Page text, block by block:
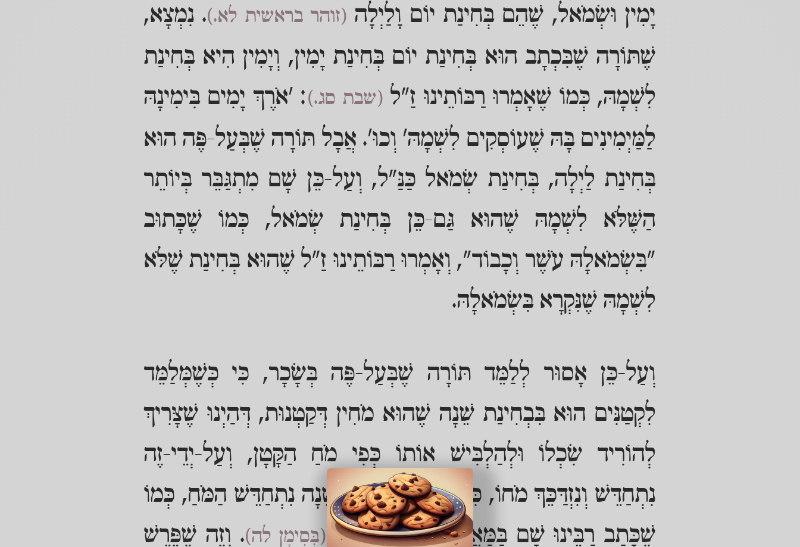
יָמִין וּשְׂמֹאל, שֶׁהֵם בְּחִינַת יוֹם וָלַיְלָה (זוהר בראשית לא.). נִמְצָא,
שֶׁתּוֹרָה שֶׁבִּכְתָב הוּא בְּחִינַת יוֹם בְּחִינַת יָמִין, וְיָמִין הִיא בְּחִינַת
לִשְׁמָהּ, כְּמוֹ שֶׁאָמְרוּ רַבּוֹתֵינוּ זַ"ל (שבת סג.): 'אֹרֶךְ יָמִים בִּימִינָהּ
לַמַּיְמִינִים בָּהּ שֶׁעוֹסְקִים לִשְׁמָהּ' וְכוּ'. אֲבָל תּוֹרָה שֶׁבְּעַל-פֶּה הוּא
בְּחִינַת לַיְלָה, בְּחִינַת שְׂמֹאל כַּנַּ"ל, וְעַל-כֵּן שָׁם מִתְגַּבֵּר בְּיוֹתֵר
הַשֶּׁלֹּא לִשְׁמָהּ שֶׁהוּא גַּם-כֵּן בְּחִינַת שְׂמֹאל, כְּמוֹ שֶׁכָּתוּב
"בִּשְׂמֹאלָהּ עֹשֶׁר וְכָבוֹד", וְאָמְרוּ רַבּוֹתֵינוּ זַ"ל שֶׁהוּא בְּחִינַת שֶׁלֹּא
לִשְׁמָהּ שֶׁנִּקְרָא בִּשְׂמֹאלָהּ.
וְעַל-כֵּן אָסוּר לְלַמֵּד תּוֹרָה שֶׁבְּעַל-פֶּה בְּשָׂכָר, כִּי כְּשֶׁמְּלַמֵּד
לִקְטַנִּים הוּא בִּבְחִינַת שֵׁנָה שֶׁהוּא מֹחִין דְּקַטְנוּת, דְּהַיְנוּ שֶׁצָּרִיךְ
לְהוֹרִיד שִׂכְלוֹ וּלְהַלְבִּישׁ אוֹתוֹ כְּפִי מֹחַ הַקָּטָן, וְעַל-יְדֵי-זֶה
נִתְחַדֵּשׁ וְנִזְדַּכֵּךְ מֹחוֹ, כִּי עַל-יְדֵי בְּחִינַת שֵׁנָה נִתְחַדֵּשׁ הַמֹּחַ, כְּמוֹ
שֶׁכָּתַב רַבֵּינוּ שָׁם בַּמַּאֲמָר 'אַשְׁרֵי הָעָם'(בְּסִימָן לה). וְזֶה שֶׁפֵּרֵשׁ